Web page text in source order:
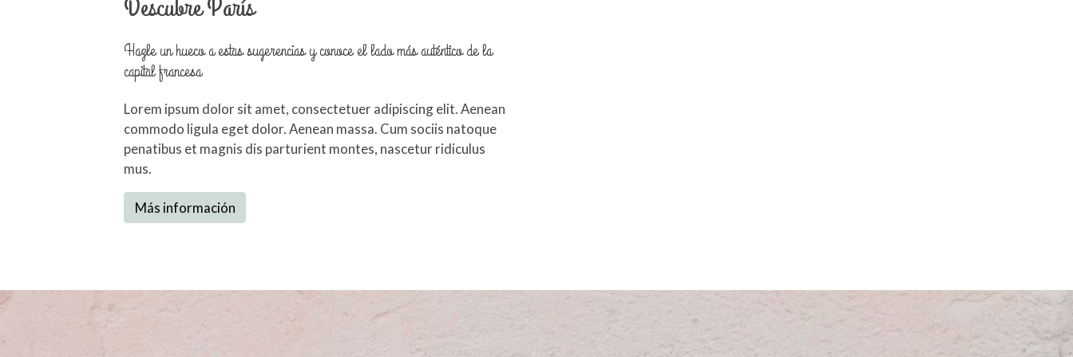
Descubre París
Hazle un hueco a estas sugerencias y conoce el lado más auténtico de la
capital francesa
Lorem ipsum dolor sit amet, consectetuer adipiscing elit. Aenean
commodo ligula eget dolor. Aenean massa. Cum sociis natoque
penatibus et magnis dis parturient montes, nascetur ridiculus
mus.
Más información